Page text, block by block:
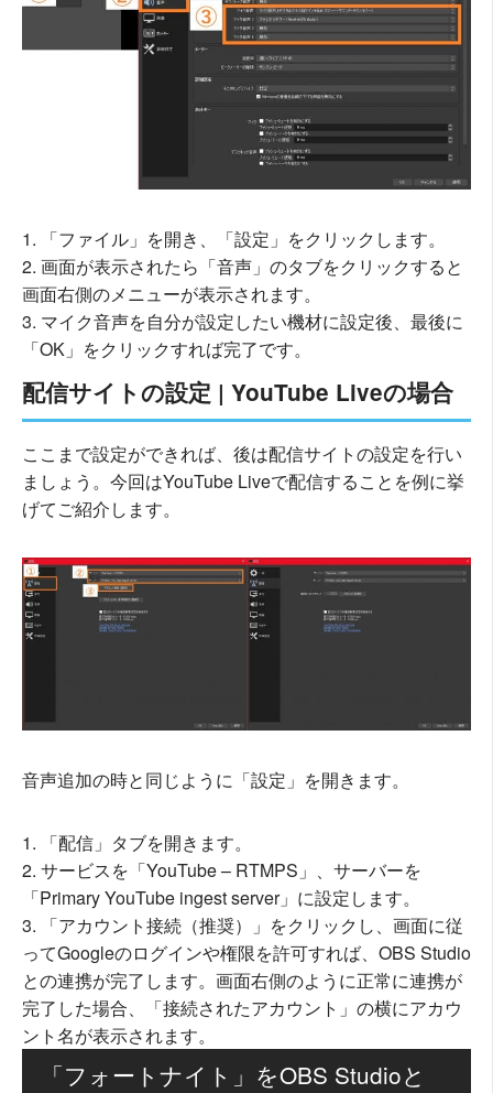
「ファイル」を開き、「設定」をクリックします。
画面が表示されたら「音声」のタブをクリックすると
画面右側のメニューが表示されます。
マイク音声を自分が設定したい機材に設定後、最後に
「OK」をクリックすれば完了です。
配信サイトの設定 | YouTube Liveの場合
ここまで設定ができれば、後は配信サイトの設定を行い
ましょう。今回はYouTube Liveで配信することを例に挙
げてご紹介します。
音声追加の時と同じように「設定」を開きます。
「配信」タブを開きます。
サービスを「YouTube – RTMPS」、サーバーを
「Primary YouTube ingest server」に設定します。
「アカウント接続（推奨）」をクリックし、画面に従
ってGoogleのログインや権限を許可すれば、OBS Studio
との連携が完了します。画面右側のように正常に連携が
完了した場合、「接続されたアカウント」の横にアカウ
ント名が表示されます。
「フォートナイト」をOBS Studioと